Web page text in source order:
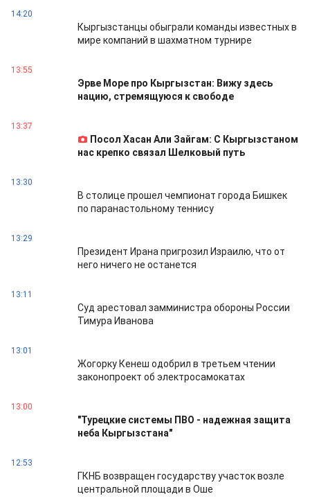
14:20
Кыргызстанцы обыграли команды известных в
мире компаний в шахматном турнире
13:55
Эрве Море про Кыргызстан: Вижу здесь
нацию, стремящуюся к свободе
13:37
Посол Хасан Али Зайгам: С Кыргызстаном
нас крепко связал Шелковый путь
13:30
В столице прошел чемпионат города Бишкек
по паранастольному теннису
13:29
Президент Ирана пригрозил Израилю, что от
него ничего не останется
13:11
Суд арестовал замминистра обороны России
Тимура Иванова
13:01
Жогорку Кенеш одобрил в третьем чтении
законопроект об электросамокатах
13:00
"Турецкие системы ПВО - надежная защита
неба Кыргызстана"
12:53
ГКНБ возвращен государству участок возле
центральной площади в Оше